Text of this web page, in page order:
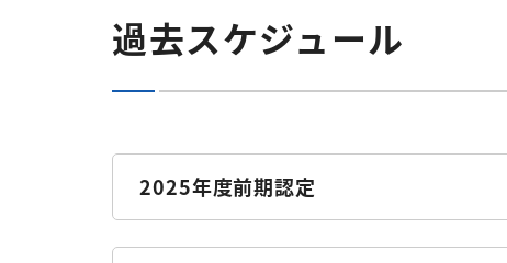
過去スケジュール
2025年度前期認定